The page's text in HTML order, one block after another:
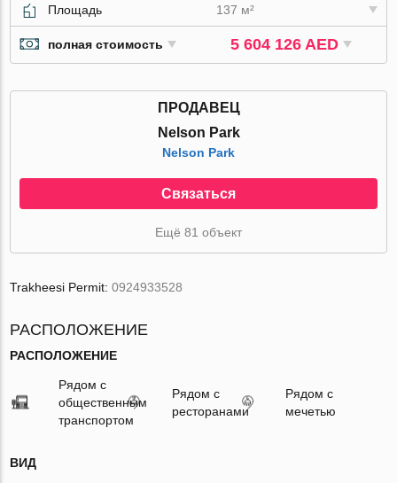
Площадь
137 м²
полная стоимость 5 604 126 AED
ПРОДАВЕЦ
Nelson Park
Nelson Park
Связаться
Ещё 81 объект
Trakheesi Permit:0924933528
РАСПОЛОЖЕНИЕ
РАСПОЛОЖЕНИЕ
Рядом с
общественным
транспортом
Рядом с
ресторанами
Рядом с
мечетью
ВИД